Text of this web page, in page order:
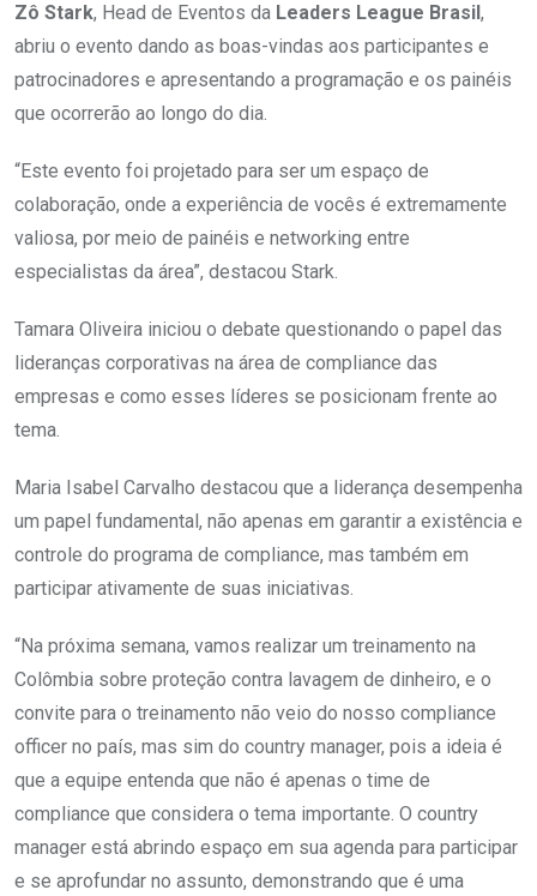
Zô Stark, Head de Eventos da Leaders League Brasil,
abriu o evento dando as boas-vindas aos participantes e
patrocinadores e apresentando a programação e os painéis
que ocorrerão ao longo do dia.
“Este evento foi projetado para ser um espaço de
colaboração, onde a experiência de vocês é extremamente
valiosa, por meio de painéis e networking entre
especialistas da área”, destacou Stark.
Tamara Oliveira iniciou o debate questionando o papel das
lideranças corporativas na área de compliance das
empresas e como esses líderes se posicionam frente ao
tema.
Maria Isabel Carvalho destacou que a liderança desempenha
um papel fundamental, não apenas em garantir a existência e
controle do programa de compliance, mas também em
participar ativamente de suas iniciativas.
“Na próxima semana, vamos realizar um treinamento na
Colômbia sobre proteção contra lavagem de dinheiro, e o
convite para o treinamento não veio do nosso compliance
officer no país, mas sim do country manager, pois a ideia é
que a equipe entenda que não é apenas o time de
compliance que considera o tema importante. O country
manager está abrindo espaço em sua agenda para participar
e se aprofundar no assunto, demonstrando que é uma